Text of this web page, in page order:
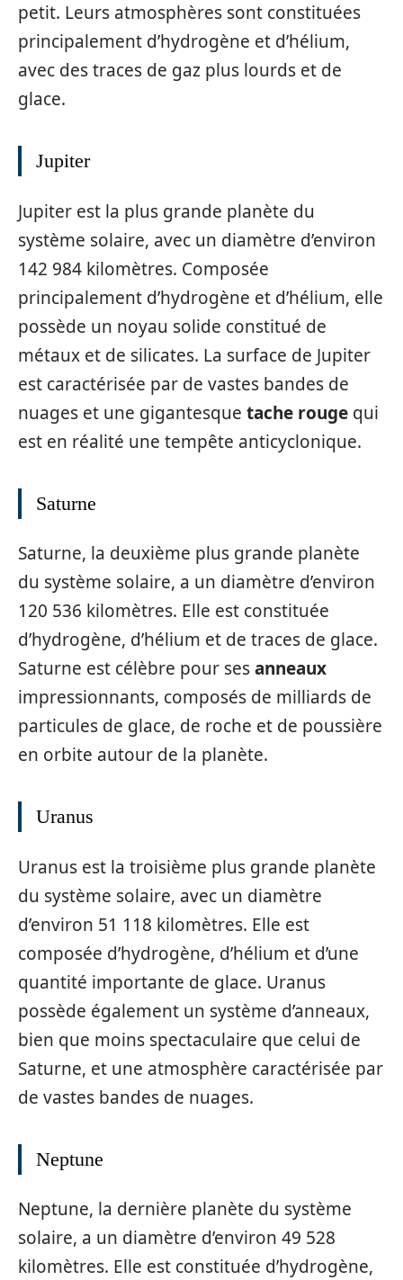
petit. Leurs atmosphères sont constituées
principalement d’hydrogène et d’hélium,
avec des traces de gaz plus lourds et de
glace.
Jupiter
Jupiter est la plus grande planète du
système solaire, avec un diamètre d’environ
142 984 kilomètres. Composée
principalement d’hydrogène et d’hélium, elle
possède un noyau solide constitué de
métaux et de silicates. La surface de Jupiter
est caractérisée par de vastes bandes de
nuages et une gigantesque tache rouge qui
est en réalité une tempête anticyclonique.
Saturne
Saturne, la deuxième plus grande planète
du système solaire, a un diamètre d’environ
120 536 kilomètres. Elle est constituée
d’hydrogène, d’hélium et de traces de glace.
Saturne est célèbre pour sesanneaux
impressionnants, composés de milliards de
particules de glace, de roche et de poussière
en orbite autour de la planète.
Uranus
Uranus est la troisième plus grande planète
du système solaire, avec un diamètre
d’environ 51 118 kilomètres. Elle est
composée d’hydrogène, d’hélium et d’une
quantité importante de glace. Uranus
possède également un système d’anneaux,
bien que moins spectaculaire que celui de
Saturne, et une atmosphère caractérisée par
de vastes bandes de nuages.
Neptune
Neptune, la dernière planète du système
solaire, a un diamètre d’environ 49 528
kilomètres. Elle est constituée d’hydrogène,